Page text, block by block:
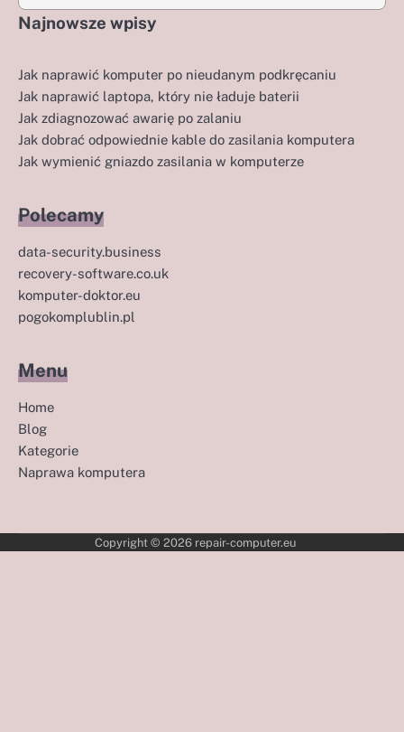
Najnowsze wpisy
Jak naprawić komputer po nieudanym podkręcaniu
Jak naprawić laptopa, który nie ładuje baterii
Jak zdiagnozować awarię po zalaniu
Jak dobrać odpowiednie kable do zasilania komputera
Jak wymienić gniazdo zasilania w komputerze
Polecamy
data-security.business
recovery-software.co.uk
komputer-doktor.eu
pogokomplublin.pl
Menu
Home
Blog
Kategorie
Naprawa komputera
Copyright © 2026 repair-computer.eu